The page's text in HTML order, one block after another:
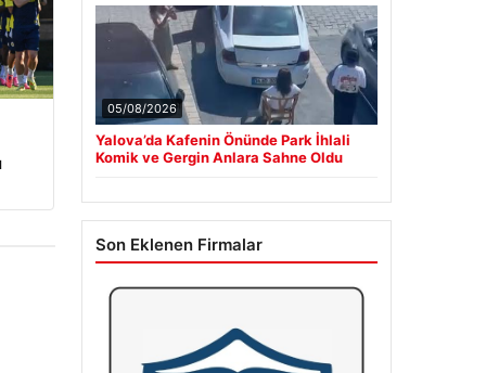
05/08/2026
Yalova’da Kafenin Önünde Park İhlali
Komik ve Gergin Anlara Sahne Oldu
Son Eklenen Firmalar